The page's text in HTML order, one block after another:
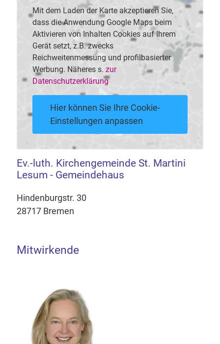
Mit dem Laden der Karte akzeptieren Sie,
dass die Anwendung Google Maps beim
Aktivieren von Inhalten Cookies auf Ihrem
Gerät setzt, z.B. zwecks
Reichweitenmessung und profilbasierter
Werbung. Näheres s. zur
Datenschutzerklärung
Hier können Sie Ihre Cookie-
Einstellungen anpassen
Ev.-luth. Kirchengemeinde St. Martini
Lesum - Gemeindehaus
Hindenburgstr. 30
28717 Bremen
Mitwirkende